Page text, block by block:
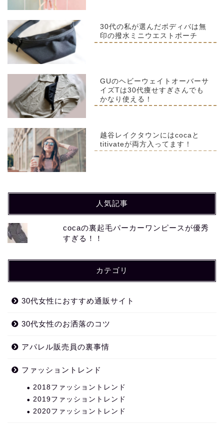
30代の私が選んだボディバは無
印の撥水ミニウエストポーチ
GUのヘビーウェイトオーバーサ
イズTは30代痩せすぎさんでも
かなり使える！
越谷レイクタウンにはcocaと
titivateが両方入ってます！
人気記事
cocaの裏起毛パーカーワンピースが優秀
すぎる！！
カテゴリ
30代女性におすすめ通販サイト
30代女性のお洒落のコツ
アパレル販売員の裏事情
ファッショントレンド
2018ファッショントレンド
2019ファッショントレンド
2020ファッショントレンド